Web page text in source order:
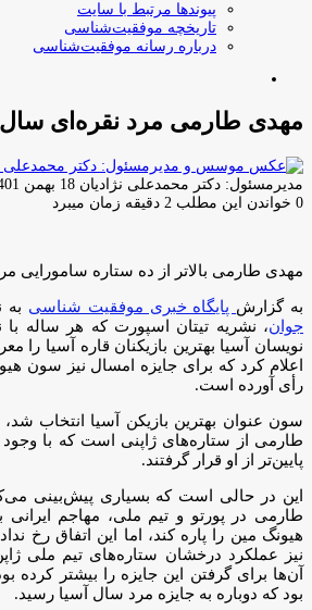
پیوندها مرتبط با سایت
تاریخچه موفقیت‌شناسی
درباره رسانه موفقیت‌شناسی
مهدی طارمی مرد نقره‌ای
مدیرمسئول: دکتر محمدعلی نژادیان ارسال
ایمیل
18 بهمن 1401 02:40
0 خواندن این مطلب 2 دقیقه زمان میبرد
مهدی طارمی بالاتر از ده ستاره سامورایی
به گزارش پایگاه خبری موفقیت شناسی به
جوان، نشریه تیتان اسپورت که هر ساله
نویسان آسیا بهترین بازیکنان قاره آسیا را
اعلام کرد که برای جایزه امسال نیز سون
رأی آورده است.
سون عنوان بهترین بازیکن آسیا انتخاب
طارمی از ستاره‌های ژاپنی است که با
پایین‌تر از او قرار گرفتند.
این در حالی است که بسیاری پیش‌بینی
طارمی در پورتو و تیم ملی، مهاجم ایرانی
هیونگ مین را پاره کند، اما این اتفاق رخ
نیز عملکرد درخشان ستاره‌های تیم ملی
آن‌ها برای گرفتن این جایزه را بیشتر کرده
بود که دوباره به جایزه مرد سال آسیا رسید.